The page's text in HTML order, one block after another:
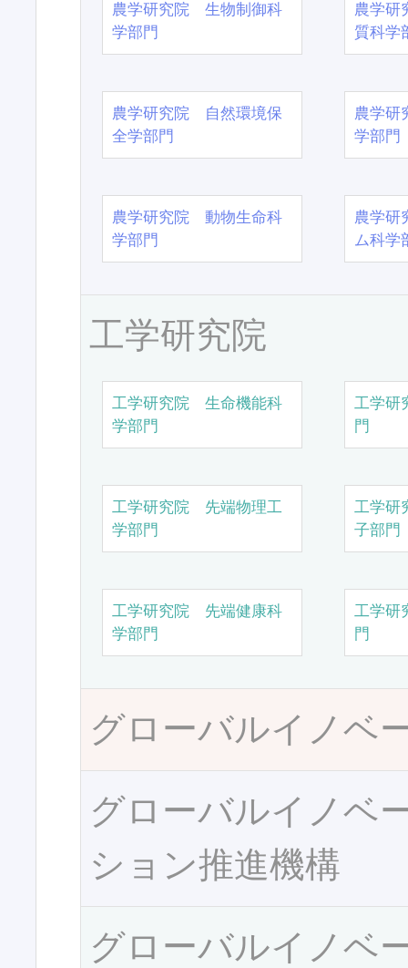
農学研究院 生物制御科
学部門
農学
質科学
農学研究院 自然環境保
全学部門
農学
学部門
農学研究院 動物生命科
学部門
農学
ム科学
工学研究院
工学研究院 生命機能科
学部門
工学研
門
工学研究院 先端物理工
学部門
工学研
子部門
工学研究院 先端健康科
学部門
工学研
門
グローバルイノベ
グローバルイノベ
ション推進機構
グローバルイノベ